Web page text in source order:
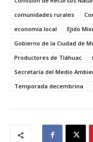
comunidades rurales
economía local
Ejido
Gobierno de la Ciudad de
Productores de Tláhuac
Secretaría del Medio
Temporada decembrina